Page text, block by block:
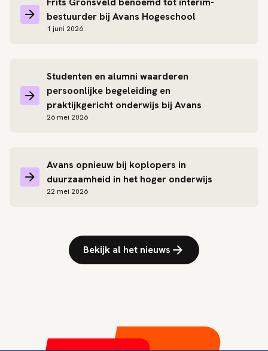
bestuurder bij Avans Hogeschool
1 juni 2026
Studenten en alumni waarderen
persoonlijke begeleiding en
praktijkgericht onderwijs bij Avans
26 mei 2026
Avans opnieuw bij koplopers in
duurzaamheid in het hoger onderwijs
22 mei 2026
Bekijk al het nieuws